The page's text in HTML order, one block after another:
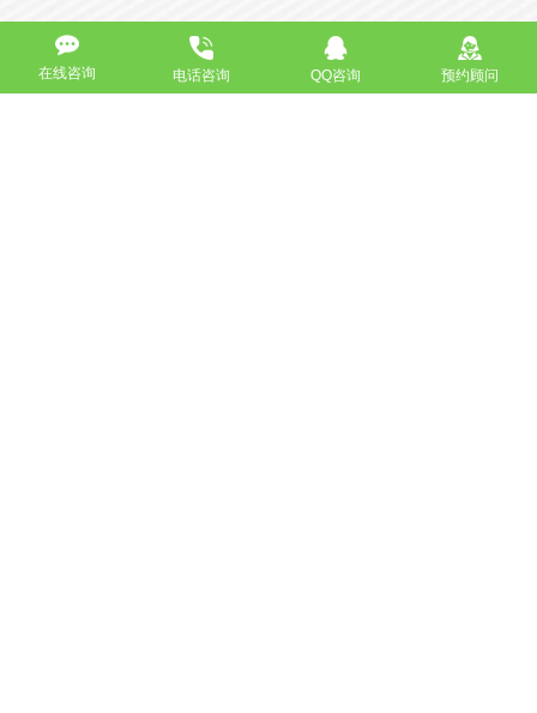
高端网站定制 响应式网站
在线咨询 电话咨询 QQ咨询 预约顾问